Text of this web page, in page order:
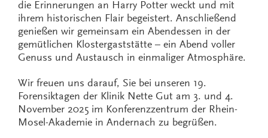
die Erinnerungen an Harry Potter weckt und mit
ihrem historischen Flair begeistert. Anschließend
genießen wir gemeinsam ein Abendessen in der
gemütlichen Klostergaststätte – ein Abend voller
Genuss und Austausch in einmaliger Atmosphäre.
Wir freuen uns darauf, Sie bei unseren 19.
Forensiktagen der Klinik Nette Gut am 3. und 4.
November 2025 im Konferenzzentrum der Rhein-
Mosel-Akademie in Andernach zu begrüßen.